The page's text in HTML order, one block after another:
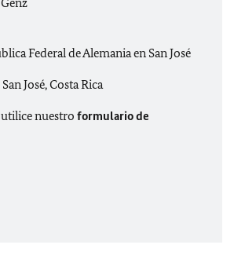
Federal de Alemania en San José
José, Costa Rica
nuestro formulario de